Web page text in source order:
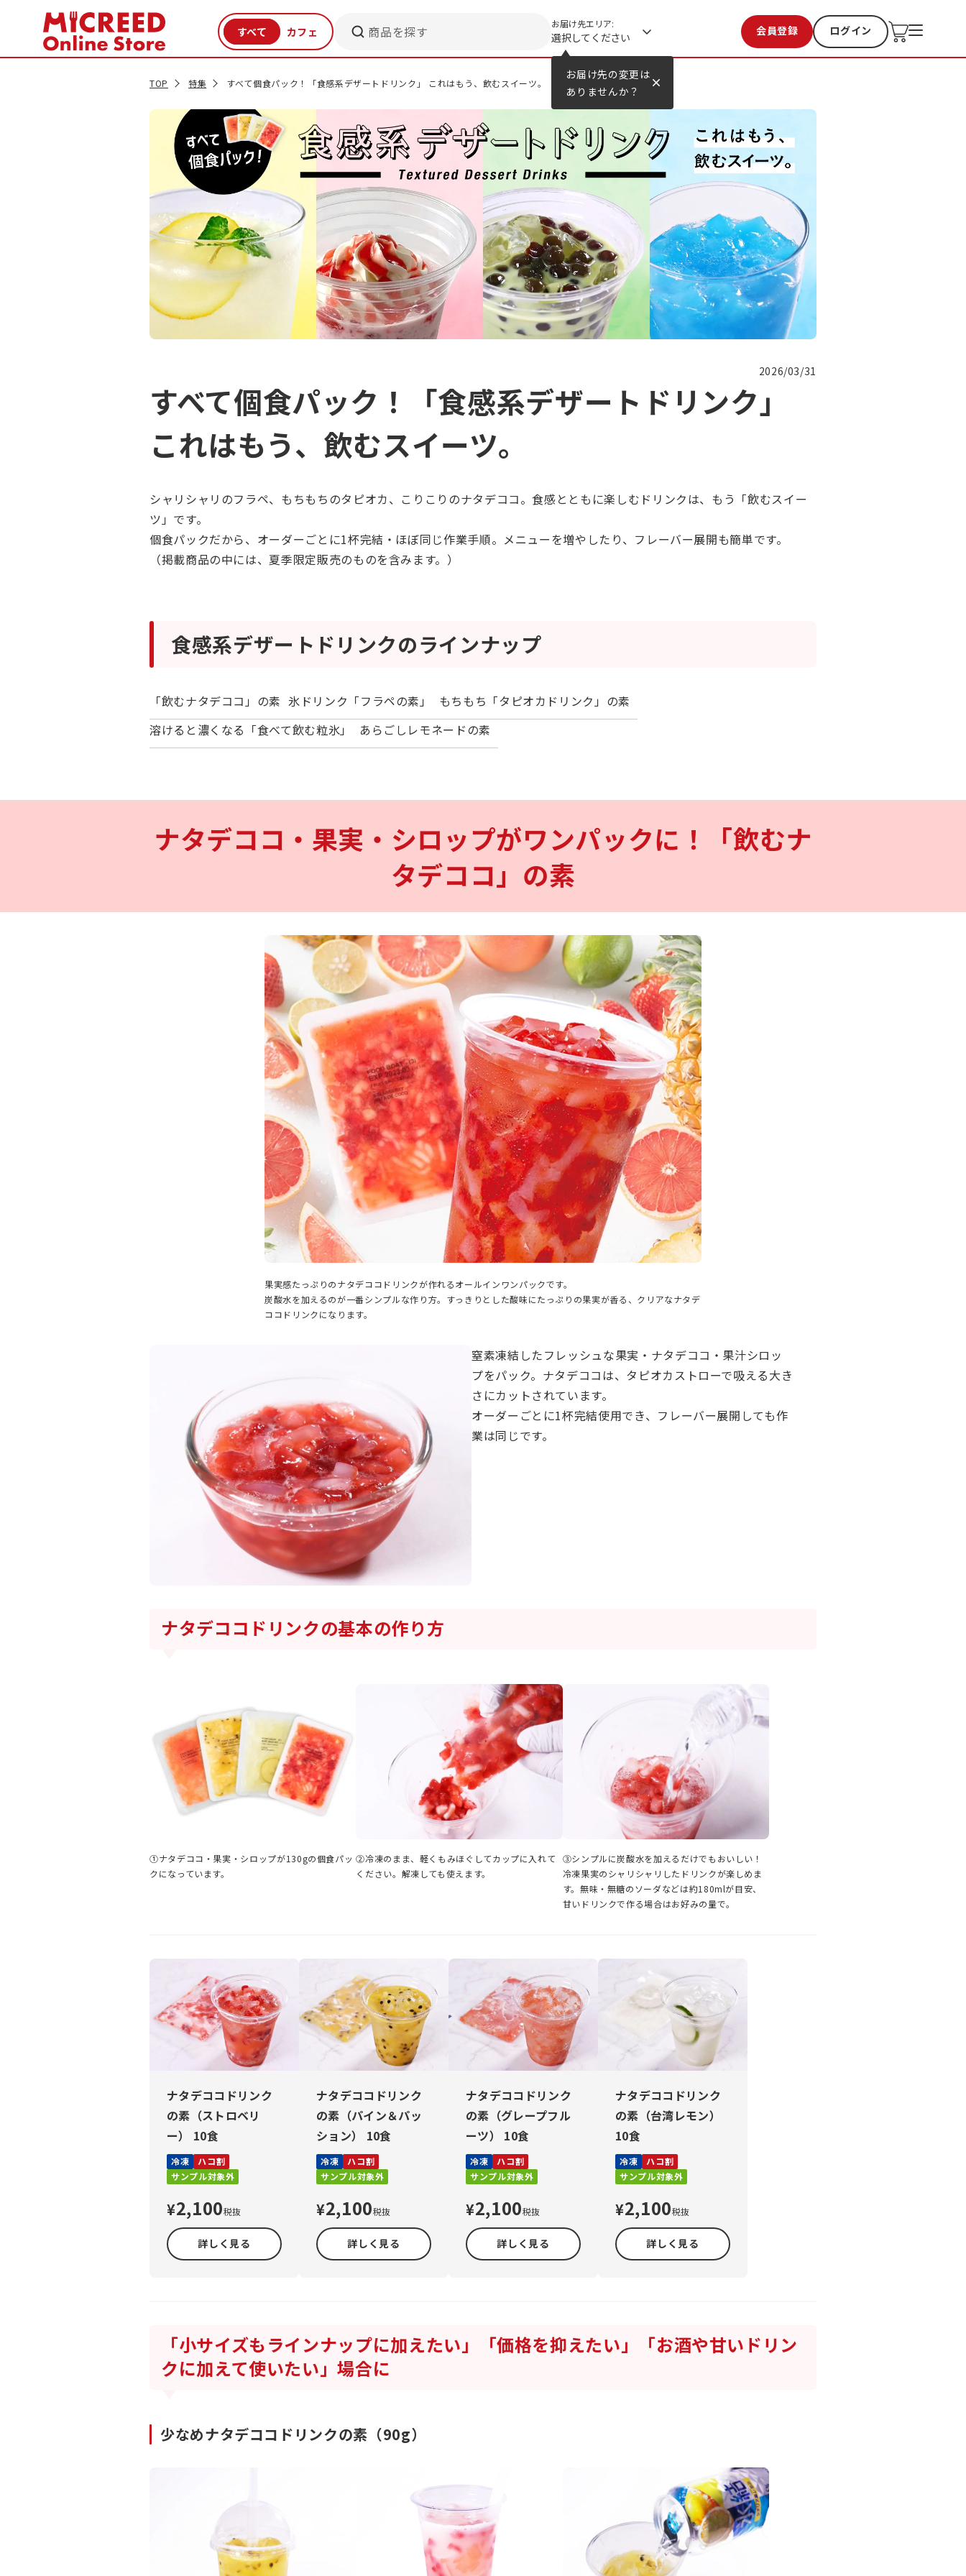
お届け先の変更は
ありませんか？
商品を探す お届け先エリア:
選択してください 会員登録 ログイン
お気に入り 過去購入
TOP 特集 すべて個食パック！「食感系デザートドリンク」 これはもう、飲むスイーツ。
2026/03/31
すべて個食パック！「食感系デザートドリンク」
これはもう、飲むスイーツ。
シャリシャリのフラペ、もちもちのタピオカ、こりこりのナタデココ。食感とともに楽しむドリンクは、もう「飲むスイー
ツ」です。
個食パックだから、オーダーごとに1杯完結・ほぼ同じ作業手順。メニューを増やしたり、フレーバー展開も簡単です。
（掲載商品の中には、夏季限定販売のものを含みます。）
食感系デザートドリンクのラインナップ
「飲むナタデココ」の素 氷ドリンク「フラペの素」
もちもち「タピオカドリンク」の素
溶けると濃くなる「食べて飲む粒氷」
あらごしレモネードの素
ナタデココ・果実・シロップがワンパックに！「飲むナ
タデココ」の素
果実感たっぷりのナタデココドリンクが作れるオールインワンパックです。
炭酸水を加えるのが一番シンプルな作り方。すっきりとした酸味にたっぷりの果実が香る、クリアなナタデ
ココドリンクになります。
窒素凍結したフレッシュな果実・ナタデココ・果汁シロッ
プをパック。ナタデココは、タピオカストローで吸える大き
さにカットされています。
オーダーごとに1杯完結使用でき、フレーバー展開しても作
業は同じです。
ナタデココドリンクの基本の作り方
①ナタデココ・果実・シロップが130gの個食パッ
クになっています。
②冷凍のまま、軽くもみほぐしてカップに入れて
ください。解凍しても使えます。
③シンプルに炭酸水を加えるだけでもおいしい！
冷凍果実のシャリシャリしたドリンクが楽しめま
す。無味・無糖のソーダなどは約180mlが目安、
甘いドリンクで作る場合はお好みの量で。
ナタデココドリンク
の素（ストロベリ
ー） 10食
冷凍
ハコ割
サンプル対象外
¥2,100税抜
詳しく見る
ナタデココドリンク
の素（パイン＆パッ
ション） 10食
冷凍
ハコ割
サンプル対象外
¥2,100税抜
詳しく見る
ナタデココドリンク
の素（グレープフル
ーツ） 10食
冷凍
ハコ割
サンプル対象外
¥2,100税抜
詳しく見る
ナタデココドリンク
の素（台湾レモン）
10食
冷凍
ハコ割
サンプル対象外
¥2,100税抜
詳しく見る
「小サイズもラインナップに加えたい」「価格を抑えたい」「お酒や甘いドリン
クに加えて使いたい」場合に
少なめナタデココドリンクの素（90g）